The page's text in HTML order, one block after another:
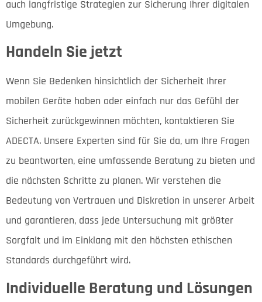
auch langfristige Strategien zur Sicherung Ihrer digitalen
Umgebung.
Handeln Sie jetzt
Wenn Sie Bedenken hinsichtlich der Sicherheit Ihrer
mobilen Geräte haben oder einfach nur das Gefühl der
Sicherheit zurückgewinnen möchten, kontaktieren Sie
ADECTA. Unsere Experten sind für Sie da, um Ihre Fragen
zu beantworten, eine umfassende Beratung zu bieten und
die nächsten Schritte zu planen. Wir verstehen die
Bedeutung von Vertrauen und Diskretion in unserer Arbeit
und garantieren, dass jede Untersuchung mit größter
Sorgfalt und im Einklang mit den höchsten ethischen
Standards durchgeführt wird.
Individuelle Beratung und Lösungen